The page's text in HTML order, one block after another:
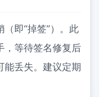
即“掉签”）。此
，等待签名修复后
能丢失。建议定期